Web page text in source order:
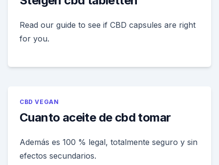
Read our guide to see if CBD capsules are right
for you.
CBD VEGAN
Cuanto aceite de cbd tomar
Además es 100 % legal, totalmente seguro y sin
efectos secundarios.